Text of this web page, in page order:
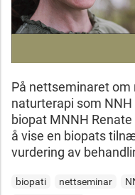
På nettseminaret om
naturterapi som
biopat MNNH
å vise en biopats
vurdering av
biopati nettseminar